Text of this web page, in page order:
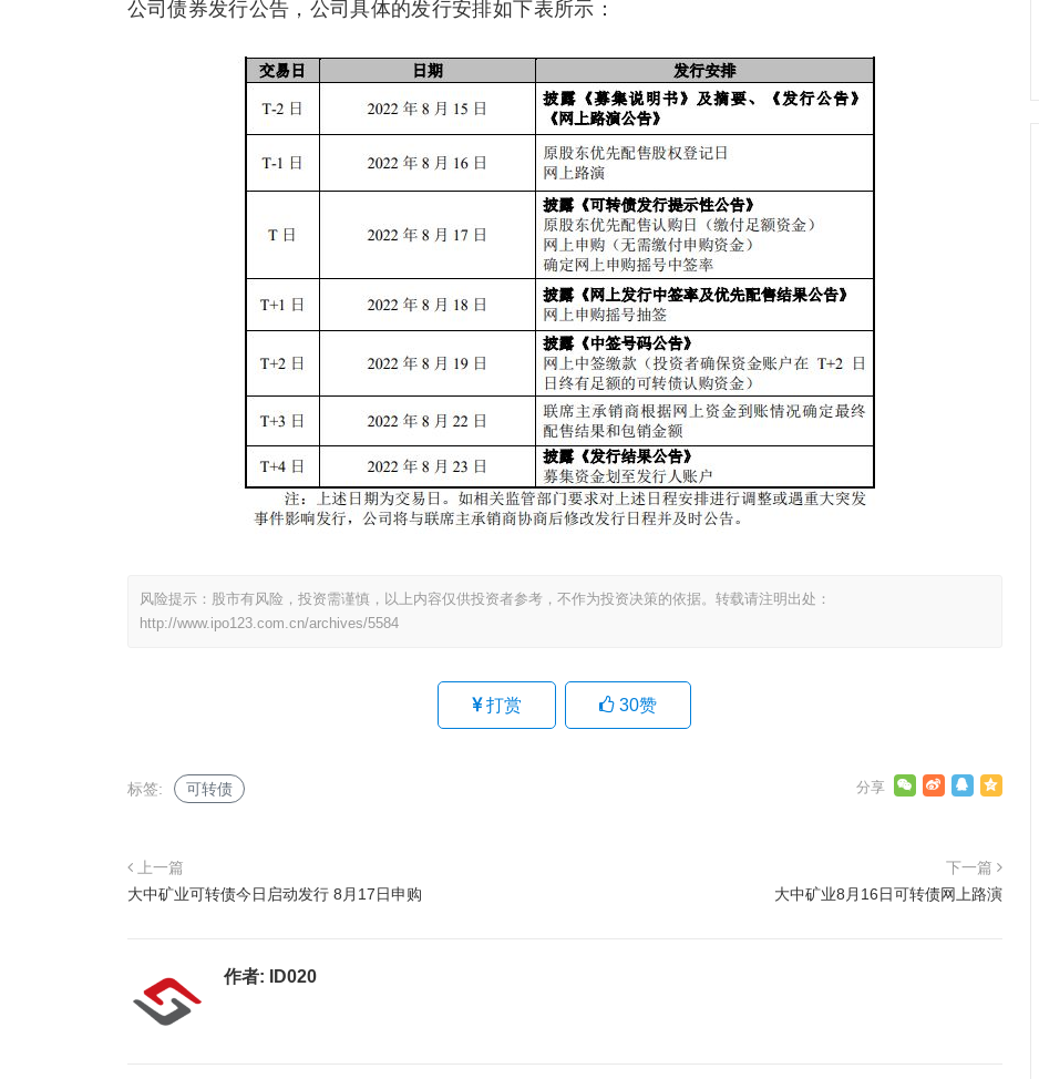
公司债券发行公告，公司具体的发行安排如下表所示：
风险提示：股市有风险，投资需谨慎，以上内容仅供投资者参考，不作为投资决策的依据。转载请注明出处：
http://www.ipo123.com.cn/archives/5584
打赏 30赞
标签: 可转债
上一篇
大中矿业可转债今日启动发行 8月17日申购
下一篇
大中矿业8月16日可转债网上路演
作者: ID020